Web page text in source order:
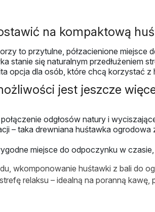
na kompaktową
to przytulne, półzacienione miejsce
stanie się naturalnym przedłużeniem
opcja dla osób, które chcą korzystać
jest jeszcze
odgłosów natury i
– taka drewniana huśtawka
miejsce do odpoczynku w
wkomponowanie huśtawki z bali do
relaksu – idealną na poranną